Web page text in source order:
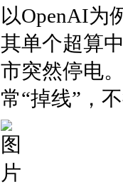
以OpenAI为
其单个超算
市突然停电
常“掉线”，